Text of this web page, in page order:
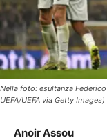
Nella foto: esultanza
UEFA/UEFA via Getty Images)
Anoir Assou